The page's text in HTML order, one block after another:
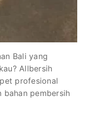
Bali yang
Allbersih
profesional
bahan pembersih